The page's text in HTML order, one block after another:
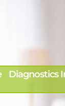
Diagnostics